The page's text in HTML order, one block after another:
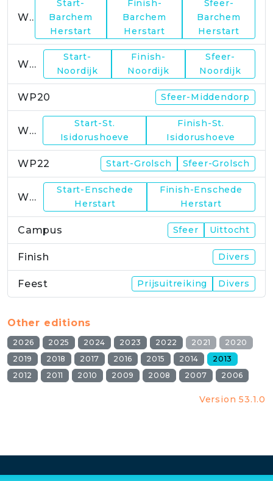
WP17
Start-
Barchem
Herstart
Finish-
Barchem
Herstart
Sfeer-
Barchem
Herstart
WP19
Start-
Noordijk
Finish-
Noordijk
Sfeer-
Noordijk
WP20 Sfeer-Middendorp
WP21
Start-St.
Isidorushoeve
Finish-St.
Isidorushoeve
WP22 Start-Grolsch Sfeer-Grolsch
WP23
Start-Enschede
Herstart
Finish-Enschede
Herstart
Campus Sfeer Uittocht
Finish Divers
Feest Prijsuitreiking Divers
Other editions
2026 2025 2024 2023 2022 2021
2020
2019
2018 2017 2016 2015 2014
2013
2012
2011 2010 2009 2008 2007 2006
Version 53.1.0